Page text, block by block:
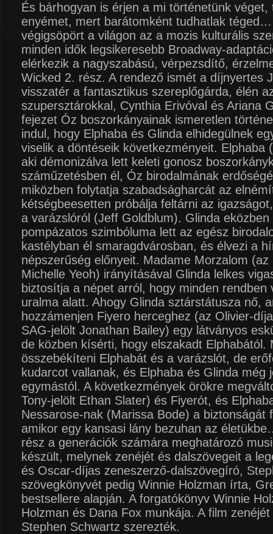
És bárhogyan is érjen a mi történetünk
enyémet, mert barátomként tudhatlak téged…
végigsöpört a világon az a mozis kulturális
minden idők legsikeresebb Broadway-
elérkezik a nagyszabású, vérpezsdítő,
Wicked 2. rész. A rendező ismét a díjnyertes
visszatér a fantasztikus szereplőgárda, élén
szupersztárokkal, Cynthia Erivóval és Ariana
fejezet Óz boszorkányainak ismeretlen
indul, hogy Elphaba és Glinda elhidegülnek
viselik a döntéseik következményeit. Elphaba
aki démonizálva lett keleti gonosz
száműzetésben él, Óz birodalmának
miközben folytatja szabadságharcát az
kétségbeesetten próbálja feltárni az
a varázslóról (Jeff Goldblum). Glinda eközben
pompázatos szimbóluma lett az egész
kastélyban él smaragdvárosban, és élvezi a
népszerűség előnyeit. Madame Morzalom
Michelle Yeoh) irányításával Glinda lelkes
biztosítja a népet arról, hogy minden rendben
uralma alatt. Ahogy Glinda sztárstátusza nő,
hozzámenjen Fiyero herceghez (az Olivier-
SAG-jelölt Jonathan Bailey) egy látványos
de közben kísérti, hogy elszakadt Elphabától.
összebékíteni Elphabát és a varázslót, de
kudarcot vallanak, és Elphaba és Glinda még
egymástól. A következmények örökre
Tony-jelölt Ethan Slater) és Fiyerót, és
Nessarose-nak (Marissa Bode) a biztonságát
amikor egy kansasi lány bezuhan az
rész a generációk számára meghatározó
készült, melynek zenéjét és dalszövegeit a
és Oscar-díjas zeneszerző-dalszövegíró,
szövegkönyvét pedig Winnie Holzman írta,
bestsellere alapján. A forgatókönyv Winnie
Holzman és Dana Fox munkája. A film
Stephen Schwartz szerezték.